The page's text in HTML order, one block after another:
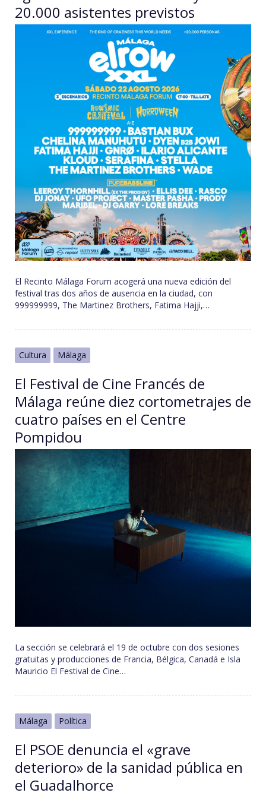
20.000 asistentes previstos
El Recinto Málaga Forum acogerá una nueva edición del
festival tras dos años de ausencia en la ciudad, con
999999999, The Martinez Brothers, Fatima Hajji,…
Cultura Málaga
El Festival de Cine Francés de
Málaga reúne diez cortometrajes de
cuatro países en el Centre
Pompidou
La sección se celebrará el 19 de octubre con dos sesiones
gratuitas y producciones de Francia, Bélgica, Canadá e Isla
Mauricio El Festival de Cine…
Málaga Política
El PSOE denuncia el «grave
deterioro» de la sanidad pública en
el Guadalhorce